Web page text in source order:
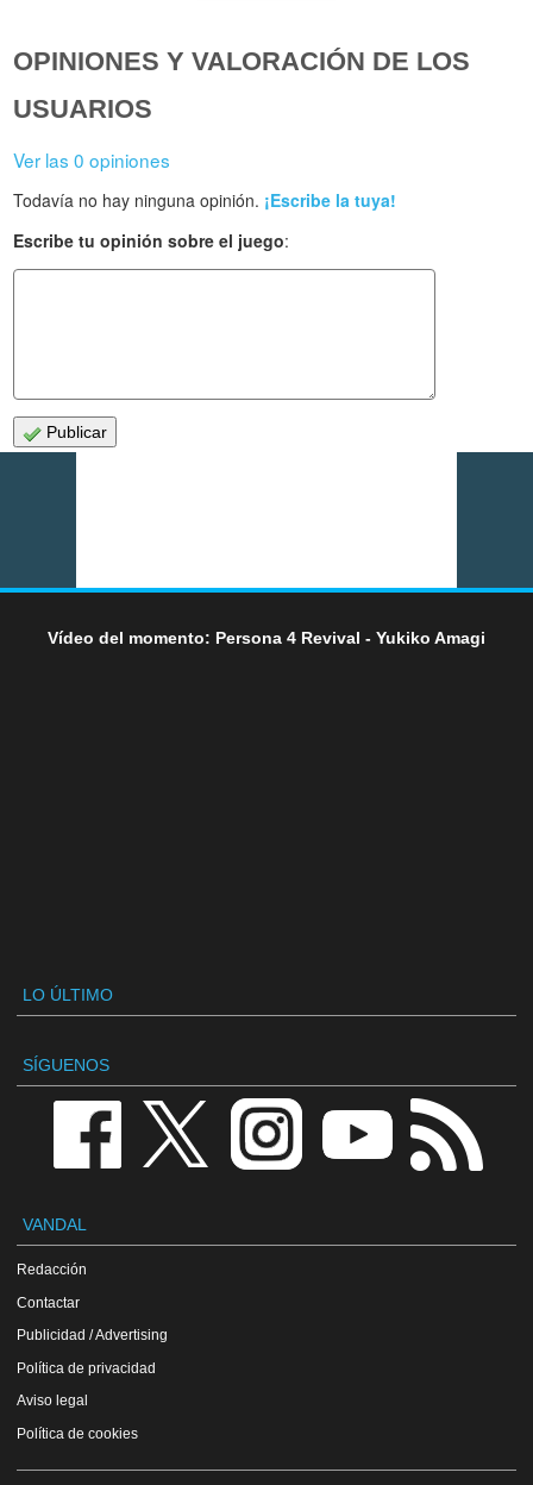
OPINIONES Y VALORACIÓN DE LOS
USUARIOS
Ver las 0 opiniones
Todavía no hay ninguna opinión. ¡Escribe la tuya!
Escribe tu opinión sobre el juego:
Publicar
Vídeo del momento: Persona 4 Revival - Yukiko Amagi
LO ÚLTIMO
SÍGUENOS
VANDAL
Redacción
Contactar
Publicidad / Advertising
Política de privacidad
Aviso legal
Política de cookies